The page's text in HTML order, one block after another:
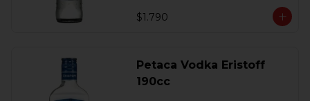
$1.790
Petaca Vodka Eristoff
190cc